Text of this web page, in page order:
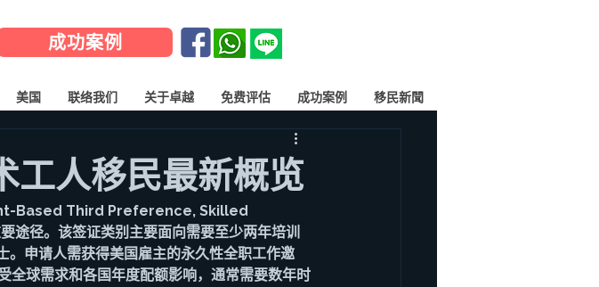
成功案例
美国 联络我们 关于卓越 免费评估 成功案例 移民新聞
工人移民最新概览
Based Third Preference, Skilled
径。该签证类别主要面向需要至少两年培训
。申请人需获得美国雇主的永久性全职工作邀
全球需求和各国年度配额影响，通常需要数年时